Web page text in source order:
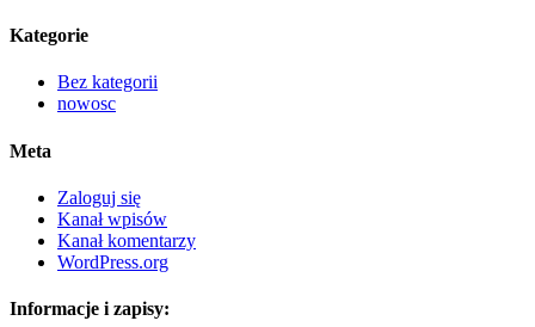
Kategorie
Bez kategorii
nowosc
Meta
Zaloguj się
Kanał wpisów
Kanał komentarzy
WordPress.org
Informacje i zapisy: